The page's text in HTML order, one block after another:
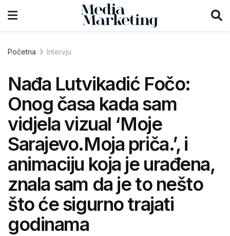
Početna Intervju
Nađa Lutvikadić Fočo:
Onog časa kada sam
vidjela vizual ‘Moje
Sarajevo.Moja priča.’, i
animaciju koja je urađena,
znala sam da je to nešto
što će sigurno trajati
godinama